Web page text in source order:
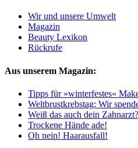
Wir und unsere Umwelt
Magazin
Beauty Lexikon
Rückrufe
Aus unserem Magazin:
Tipps für »winterfestes«
Weltbrustkrebstag: Wir
Weiß das auch dein Zahnarzt?
Trockene Hände ade!
Oh nein! Haarausfall!